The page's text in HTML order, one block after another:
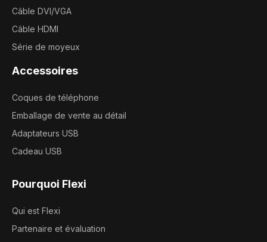
Câble DVI/VGA
Câble HDMI
Série de moyeux
Accessoires
Coques de téléphone
Emballage de vente au détail
Adaptateurs USB
Cadeau USB
Pourquoi Flexi
Qui est Flexi
Partenaire et évaluation